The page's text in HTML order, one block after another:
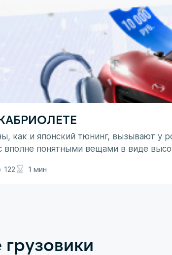
как и японский тюнинг, вызывают у
вполне понятными вещами в виде
122 1 мин